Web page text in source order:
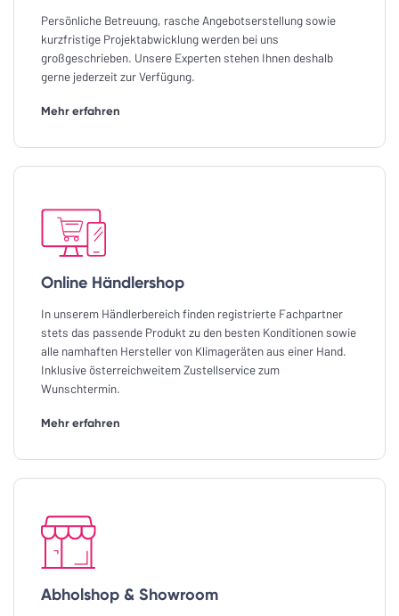
Persönliche Betreuung, rasche Angebotserstellung sowie
kurzfristige Projektabwicklung werden bei uns
großgeschrieben. Unsere Experten stehen Ihnen deshalb
gerne jederzeit zur Verfügung.
Mehr erfahren
Online Händlershop
In unserem Händlerbereich finden registrierte Fachpartner
stets das passende Produkt zu den besten Konditionen sowie
alle namhaften Hersteller von Klimageräten aus einer Hand.
Inklusive österreichweitem Zustellservice zum
Wunschtermin.
Mehr erfahren
Abholshop & Showroom